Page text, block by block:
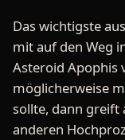
Das wichtigste
mit auf den Weg
Asteroid Apophis
möglicherweise
sollte, dann greift
anderen